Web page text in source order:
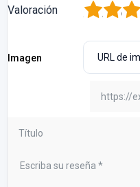
Valoración 3
2
Imagen